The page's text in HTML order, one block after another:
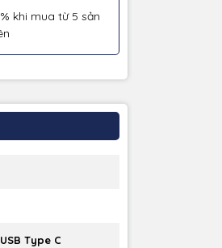
khi mua từ 5 sản
Type C